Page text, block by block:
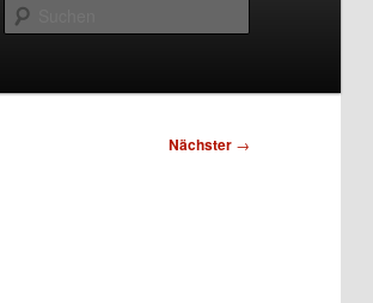
Nächster →